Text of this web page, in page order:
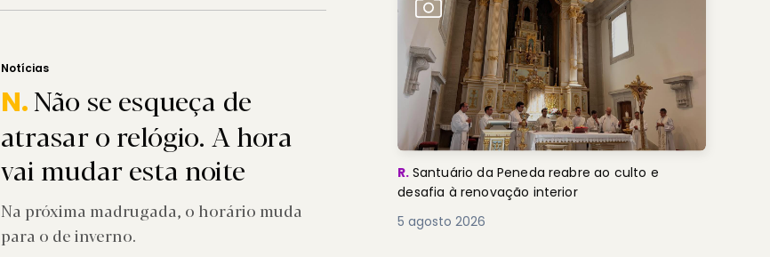
Notícias
N.Não se esqueça de
atrasar o relógio. A hora
vai mudar esta noite
Na próxima madrugada, o horário muda
para o de inverno.
R. Santuário da Peneda reabre ao culto e
desafia à renovação interior
5 agosto 2026